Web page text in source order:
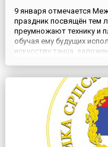
9 января отмечается
праздник посвящён тем
преумножают технику и
обучая ему будущих
искусству танца,
определённый момен...